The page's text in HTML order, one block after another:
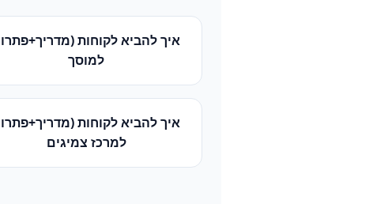
איך להביא לקוחות
למוסך
איך להביא לקוחות
למרכז צמיגים